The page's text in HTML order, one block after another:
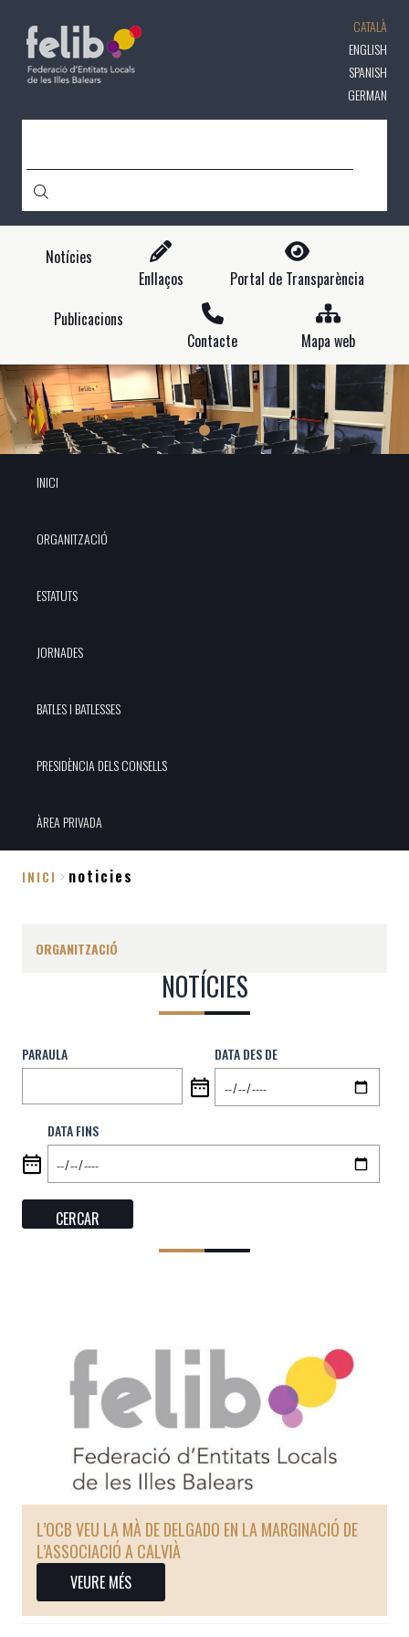
contingut
CATALÀ
ENGLISH
SPANISH
GERMAN
Notícies
Enllaços
Portal de Transparència
Publicacions
Contacte
Mapa web
INICI
ORGANITZACIÓ
ESTATUTS
JORNADES
BATLES I BATLESSES
PRESIDÈNCIA DELS CONSELLS
ÀREA PRIVADA
INICI noticies
ORGANITZACIÓ
NOTÍCIES
PARAULA DATA DES DE
DATA FINS
L’OCB VEU LA MÀ DE DELGADO EN LA MARGINACIÓ DE
L’ASSOCIACIÓ A CALVIÀ
VEURE MÉS